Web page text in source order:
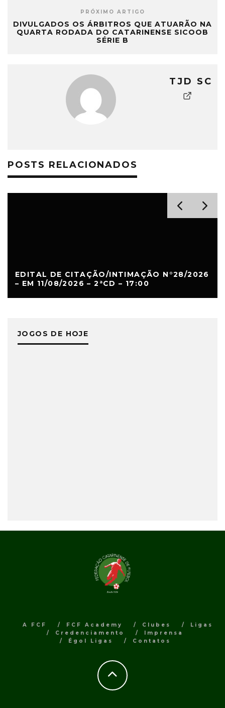
PRÓXIMO ARTIGO
DIVULGADOS OS ÁRBITROS QUE ATUARÃO NA
QUARTA RODADA DO CATARINENSE SICOOB
SÉRIE B
TJD SC
POSTS RELACIONADOS
EDITAL DE CITAÇÃO/INTIMAÇÃO N°28/2026
– EM 11/08/2026 – 2ªCD – 17:00
JOGOS DE HOJE
A FCF FCF Academy Clubes
Ligas
Credenciamento
Imprensa
Égol Ligas
Contatos